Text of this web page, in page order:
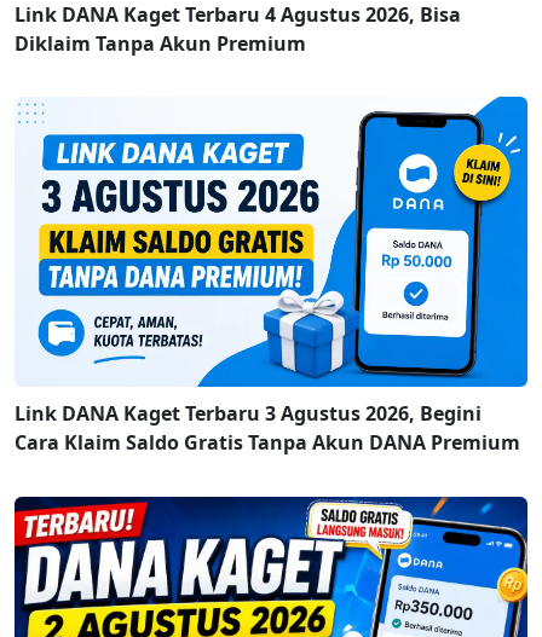
Link DANA Kaget Terbaru 4 Agustus 2026, Bisa
Diklaim Tanpa Akun Premium
Link DANA Kaget Terbaru 3 Agustus 2026, Begini
Cara Klaim Saldo Gratis Tanpa Akun DANA Premium